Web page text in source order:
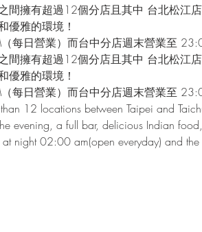
間擁有超過12個分店且其中 台北松江
優雅的環境！
每日營業）而台中分店週末營業至
間擁有超過12個分店且其中 台北松江
優雅的環境！
每日營業）而台中分店週末營業至
12 locations between Taipei and
evening, a full bar, delicious Indian
night 02:00 am(open everyday) and